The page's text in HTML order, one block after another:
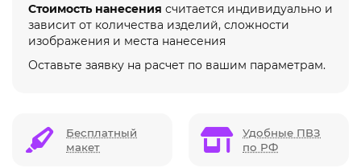
Стоимость нанесения считается индивидуально и
зависит от количества изделий, сложности
изображения и места нанесения
Оставьте заявку на расчет по вашим параметрам.
Бесплатный
макет
Удобные ПВЗ
по РФ